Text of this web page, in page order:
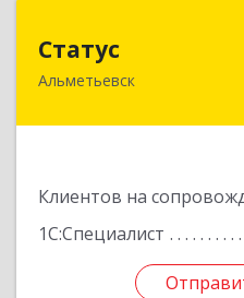
Статус
Альметьевск
Клиентов на
1С:Специалист
423450, Татарстан